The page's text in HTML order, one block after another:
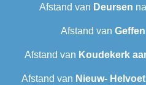
Afstand van Deursen
Afstand van Geffen
Afstand van Koudekerk
Afstand van Nieuw- Helvoet